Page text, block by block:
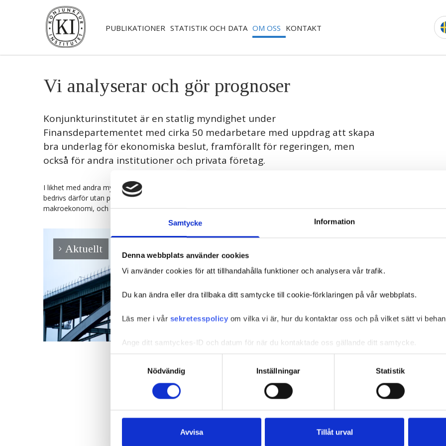
Samtycke Information
Denna webbplats använder cookies
Vi använder cookies för att tillhandahålla funktioner och analysera vår trafik.
Du kan ändra eller dra tillbaka ditt samtycke till cookie-förklaringen på vår webbplats.
Läs mer i vår sekretesspolicy om vilka vi är, hur du kontaktar oss och på vilket sätt vi
Ange ditt samtyckes-ID och datum för när du kontaktade oss gällande ditt samtycke.
Nödvändig
Inställningar Statistik
Avvisa Tillåt urval
PUBLIKATIONER STATISTIK OCH DATA OM OSS KONTAKT
Vi analyserar och gör prognoser
Konjunkturinstitutet är en statlig myndighet under
Finansdepartementet med cirka 50 medarbetare med uppdrag att skapa
bra underlag för ekonomiska beslut, framförallt för regeringen, men
också för andra institutioner och privata företag.
I likhet med andra myndigheter har vi en självständig ställning. Vårt analysarbete och vår forskning
bedrivs därför utan politisk hänsyn. Vi erbjuder även föreläsningar på temat konjunktur, samt miljö- och
makroekonomi, och i samband med publikationer bjuder vi in pressen till presentation av rapporterna.
Aktuellt